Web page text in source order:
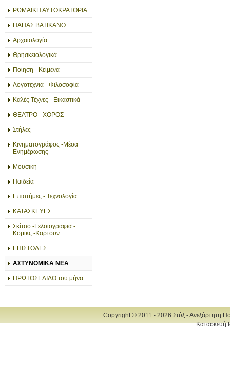
ΡΩΜΑΪΚΗ ΑΥΤΟΚΡΑΤΟΡΙΑ
ΠΑΠΑΣ ΒΑΤΙΚΑΝΟ
Αρχαιολογία
Θρησκειολογικά
Ποίηση - Κείμενα
Λογοτεχνια - Φιλοσοφία
Καλές Τέχνες - Εικαστικά
ΘΕΑΤΡΟ - ΧΟΡΟΣ
Στήλες
Κινηματογράφος -Μέσα
Ενημέρωσης
Μουσικη
Παιδεία
Επιστήμες - Τεχνολογία
ΚΑΤΑΣΚΕΥΕΣ
Σκίτσο -Γελοιογραφια -
Κομικς -Καρτουν
ΕΠΙΣΤΟΛΕΣ
ΑΣΤΥΝΟΜΙΚΑ ΝΕΑ
ΠΡΩΤΟΣΕΛΙΔΟ του μήνα
Copyright © 2011 - 2026 Στύξ - Ανεξάρτητη
Κατασκευή